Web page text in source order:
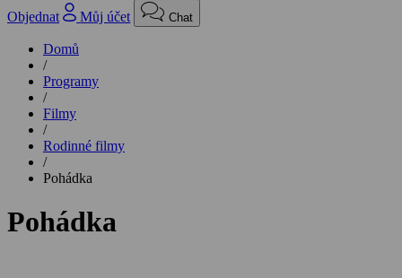
Objednat
Můj účet Chat
Domů
/
Programy
/
Filmy
/
Rodinné filmy
/
Pohádka
Pohádka